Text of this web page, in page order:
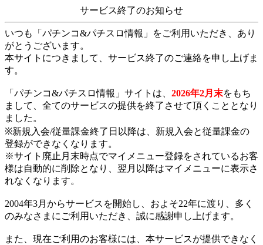
サービス終了のお知らせ
いつも「パチンコ&パチスロ情報」をご利用いただき、あり
がとうございます。
本サイトにつきまして、サービス終了のご連絡を申し上げま
す。
「パチンコ&パチスロ情報」サイトは、 2026年2月末をもち
まして、全てのサービスの提供を終了させて頂くこととなり
ました。
※新規入会/従量課金終了日以降は、新規入会と従量課金の
登録ができなくなります。
※サイト廃止月末時点でマイメニュー登録をされているお客
様は自動的に削除となり、翌月以降はマイメニューに表示さ
れなくなります。
2004年3月からサービスを開始し、およそ22年に渡り、多く
のみなさまにご利用いただき、誠に感謝申し上げます。
また、現在ご利用のお客様には、本サービスが提供できなく